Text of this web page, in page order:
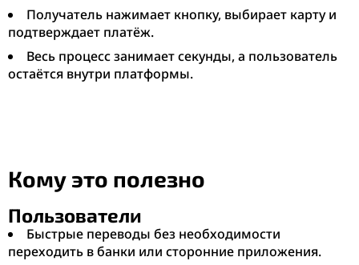
Получатель нажимает кнопку, выбирает карту и
подтверждает платёж.
Весь процесс занимает секунды, а пользователь
остаётся внутри платформы.
Кому это полезно
Пользователи
Быстрые переводы без необходимости
переходить в банки или сторонние приложения.